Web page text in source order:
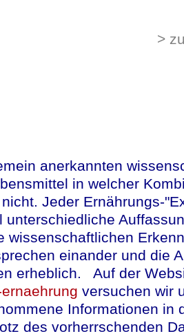
Allergie-
vomNational
und finanzierte
Einführung von
Kinder in 71%
klinisch
kann. Erdnuss-
tödlich
mehr lesen(in
>
anerkannten
in welcher
Jeder Ernährungs-
unterschiedliche
wissenschaftlichen
einander und die
erheblich. Auf der
versuchen wir
Informationen in
des vorherrschenden